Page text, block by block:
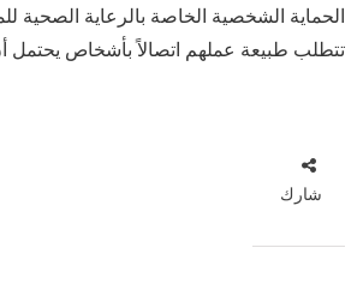
الحماية الشخصية الخاصة بالرعاية الصحية
تتطلب طبيعة عملهم اتصالاً بأشخاص يحتمل
شارك